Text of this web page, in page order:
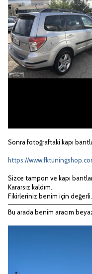
Sonra fotoğraftaki kapı
https://
Sizce tampon ve kapı
Kararsız kaldım.
Fikirleriniz benim için değerli.
Bu arada benim aracım